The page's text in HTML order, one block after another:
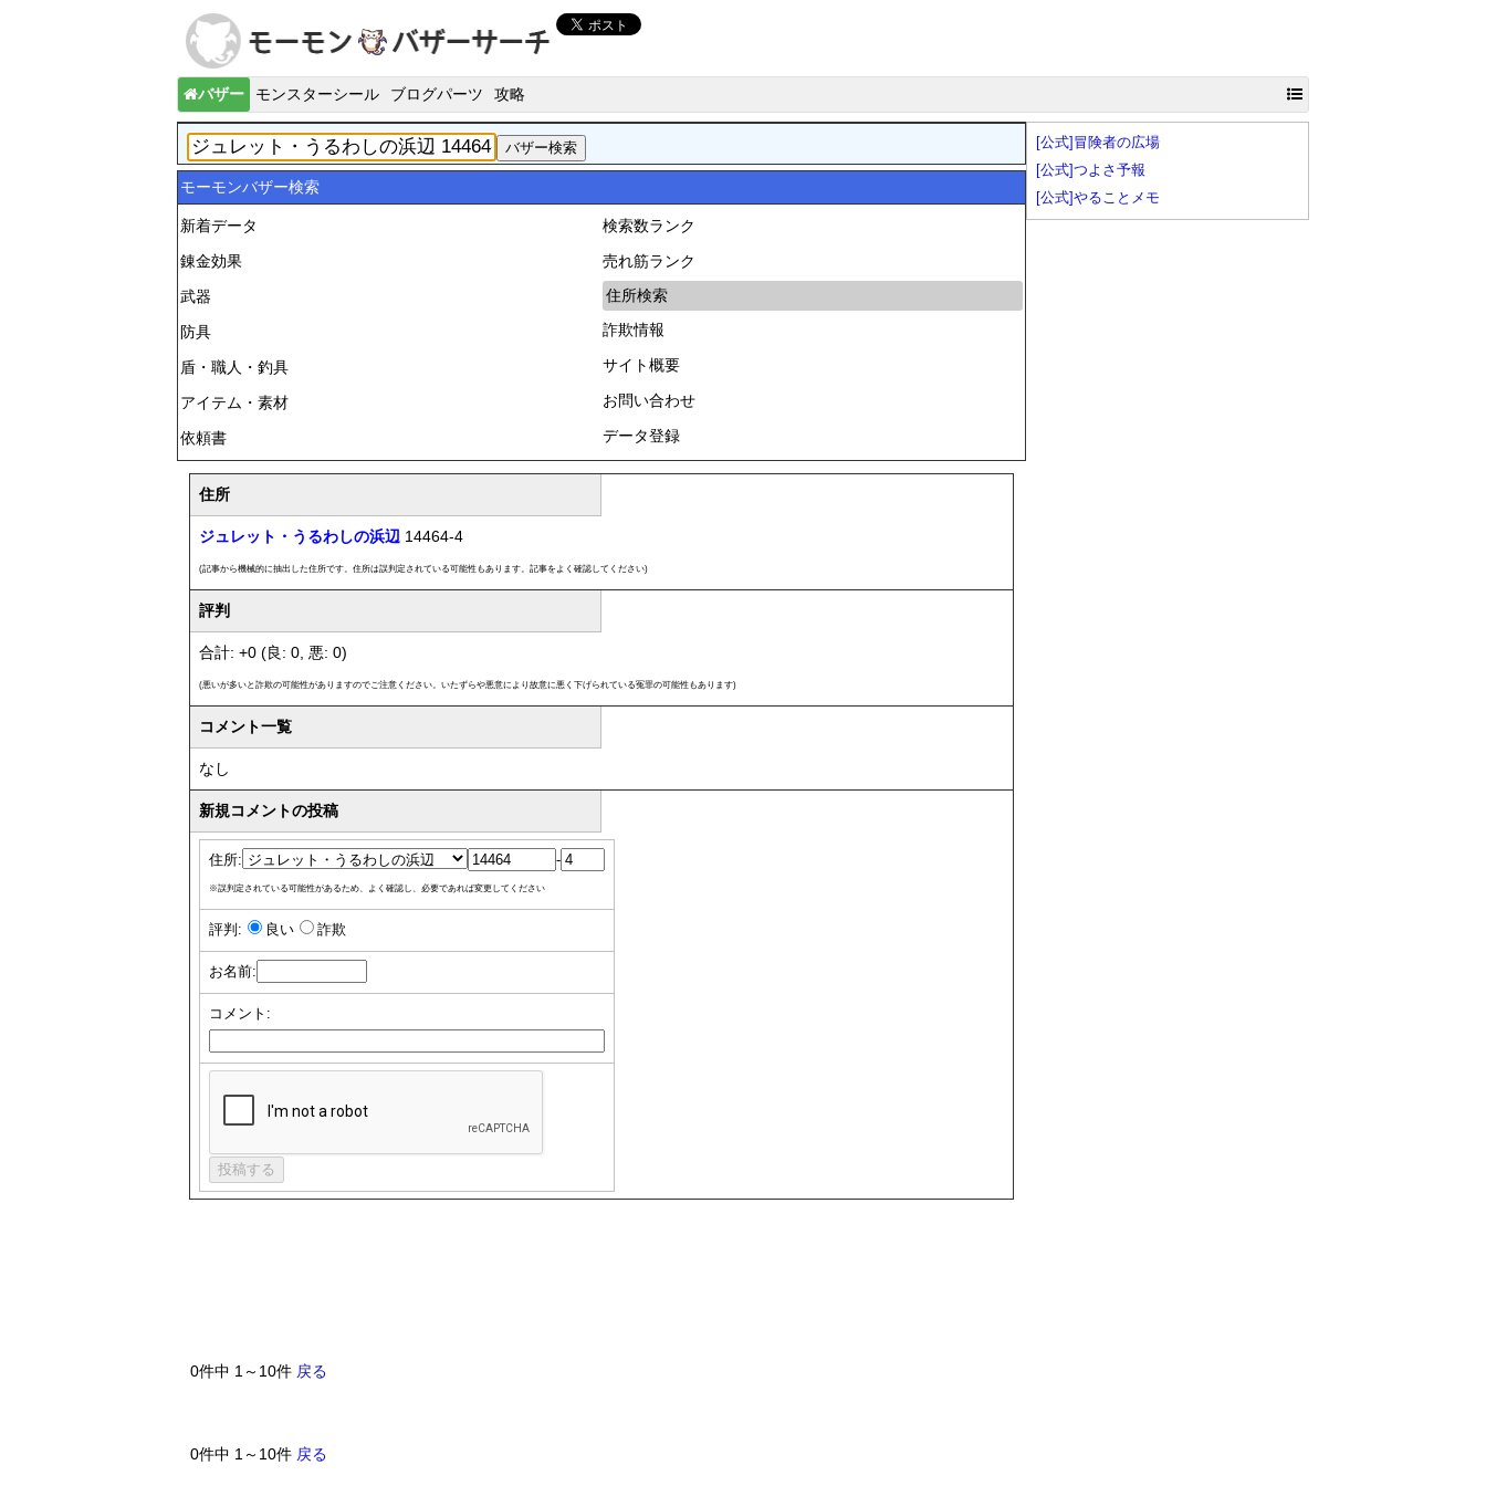
バザー モンスターシール ブログパーツ 攻略
モーモンバザー検索
新着データ
錬金効果
武器
防具
盾・職人・釣具
アイテム・素材
依頼書
検索数ランク
売れ筋ランク
住所検索
詐欺情報
サイト概要
お問い合わせ
データ登録
住所
ジュレット・うるわしの浜辺 14464-4
(記事から機械的に抽出した住所です。住所は誤判定されている可能性もあります。記事をよく確認してください)
評判
合計: +0 (良: 0, 悪: 0)
(悪いが多いと詐欺の可能性がありますのでご注意ください。いたずらや悪意により故意に悪く下げられている冤罪の可能性もあります)
コメント一覧
なし
新規コメントの投稿
住所: -
※誤判定されている可能性があるため、よく確認し、必要であれば変更してください
評判: 良い 詐欺
お名前:
コメント:
0件中 1～10件 戻る
0件中 1～10件 戻る
[公式]冒険者の広場
[公式]つよさ予報
[公式]やることメモ